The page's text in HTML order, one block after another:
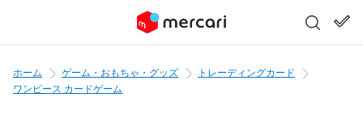
ホーム ゲーム・おもちゃ・グッズ
トレーディングカード
ワンピース カードゲーム